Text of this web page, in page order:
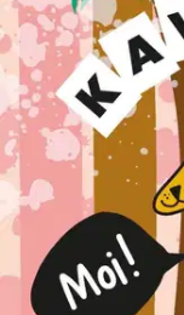
Kaverit! är en
för främst årskurs 2.
figurer och roliga
finska.Boken består
Texterna är korta och
Uppgifterna är
kommunikation.I
giraffen och hans
kompisarna.
kapitel.I boken finns
serien är Johanna
Näytä lisää